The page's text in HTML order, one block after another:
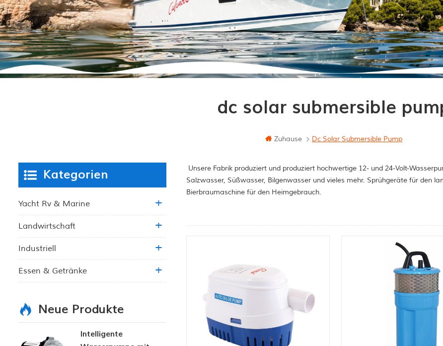
dc solar submersible
Zuhause Dc Solar Submersible Pump
Unsere Fabrik produziert und produziert hochwertige 12- und 24-Volt-
Salzwasser, Süßwasser, Bilgenwasser und vieles mehr. Sprühgeräte für den
Bierbraumaschine für den Heimgebrauch.
Kategorien
Yacht Rv & Marine
Landwirtschaft
Industriell
Essen & Getränke
Neue Produkte
Intelligente